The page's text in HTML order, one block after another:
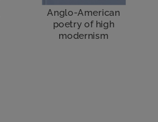
Anglo-American
poetry of high
modernism